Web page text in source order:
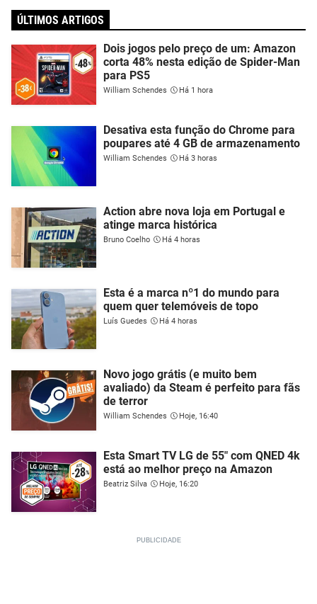
ÚLTIMOS ARTIGOS
Dois jogos pelo preço de um: Amazon
corta 48% nesta edição de Spider-Man
para PS5
William Schendes Há 1 hora
Desativa esta função do Chrome para
poupares até 4 GB de armazenamento
William Schendes Há 3 horas
Action abre nova loja em Portugal e
atinge marca histórica
Bruno Coelho Há 4 horas
Esta é a marca nº1 do mundo para
quem quer telemóveis de topo
Luís Guedes Há 4 horas
Novo jogo grátis (e muito bem
avaliado) da Steam é perfeito para fãs
de terror
William Schendes Hoje, 16:40
Esta Smart TV LG de 55" com QNED 4k
está ao melhor preço na Amazon
Beatriz Silva Hoje, 16:20